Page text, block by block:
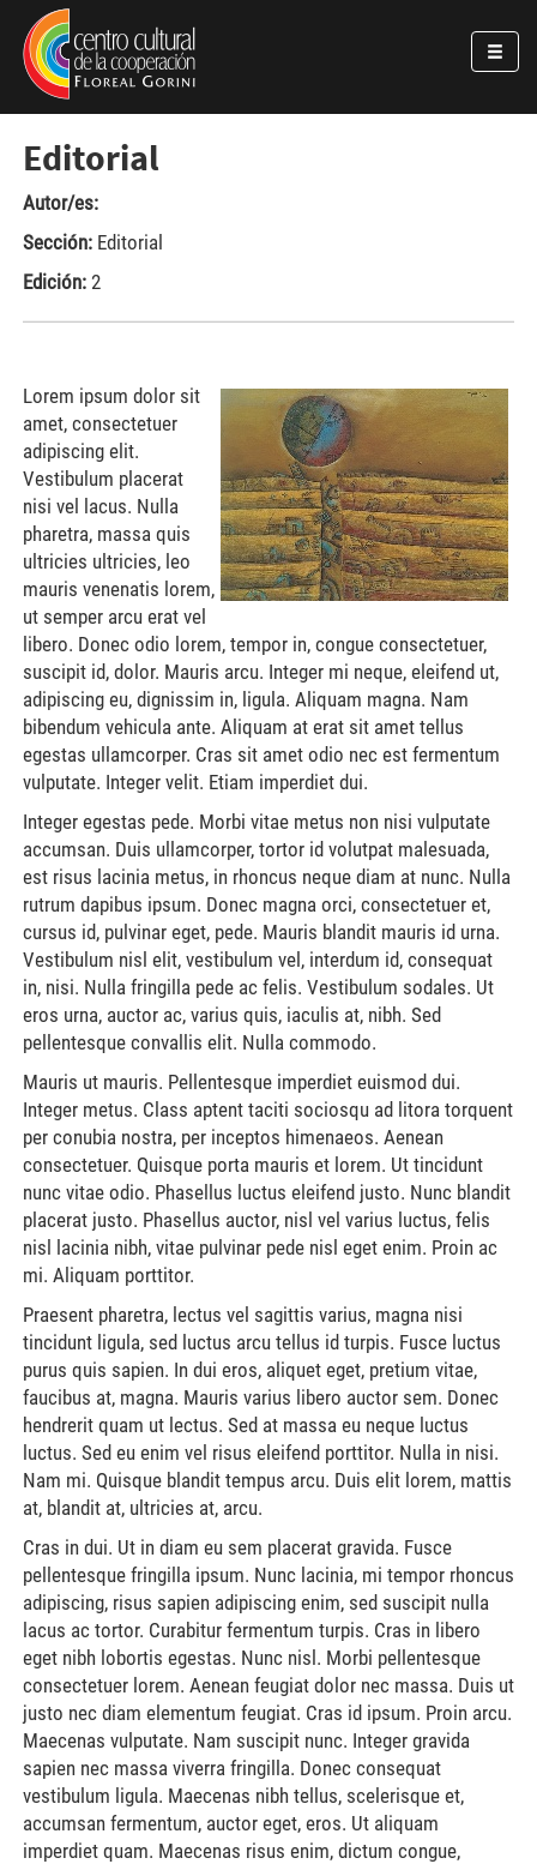
Pasar al contenido principal
Jump to main content
Editorial
Autor/es:
Sección: Editorial
Edición: 2
Lorem ipsum dolor sit
amet, consectetuer
adipiscing elit.
Vestibulum placerat
nisi vel lacus. Nulla
pharetra, massa quis
ultricies ultricies, leo
mauris venenatis lorem,
ut semper arcu erat vel
libero. Donec odio lorem, tempor in, congue consectetuer,
suscipit id, dolor. Mauris arcu. Integer mi neque, eleifend ut,
adipiscing eu, dignissim in, ligula. Aliquam magna. Nam
bibendum vehicula ante. Aliquam at erat sit amet tellus
egestas ullamcorper. Cras sit amet odio nec est fermentum
vulputate. Integer velit. Etiam imperdiet dui.
Integer egestas pede. Morbi vitae metus non nisi vulputate
accumsan. Duis ullamcorper, tortor id volutpat malesuada,
est risus lacinia metus, in rhoncus neque diam at nunc. Nulla
rutrum dapibus ipsum. Donec magna orci, consectetuer et,
cursus id, pulvinar eget, pede. Mauris blandit mauris id urna.
Vestibulum nisl elit, vestibulum vel, interdum id, consequat
in, nisi. Nulla fringilla pede ac felis. Vestibulum sodales. Ut
eros urna, auctor ac, varius quis, iaculis at, nibh. Sed
pellentesque convallis elit. Nulla commodo.
Mauris ut mauris. Pellentesque imperdiet euismod dui.
Integer metus. Class aptent taciti sociosqu ad litora torquent
per conubia nostra, per inceptos himenaeos. Aenean
consectetuer. Quisque porta mauris et lorem. Ut tincidunt
nunc vitae odio. Phasellus luctus eleifend justo. Nunc blandit
placerat justo. Phasellus auctor, nisl vel varius luctus, felis
nisl lacinia nibh, vitae pulvinar pede nisl eget enim. Proin ac
mi. Aliquam porttitor.
Praesent pharetra, lectus vel sagittis varius, magna nisi
tincidunt ligula, sed luctus arcu tellus id turpis. Fusce luctus
purus quis sapien. In dui eros, aliquet eget, pretium vitae,
faucibus at, magna. Mauris varius libero auctor sem. Donec
hendrerit quam ut lectus. Sed at massa eu neque luctus
luctus. Sed eu enim vel risus eleifend porttitor. Nulla in nisi.
Nam mi. Quisque blandit tempus arcu. Duis elit lorem, mattis
at, blandit at, ultricies at, arcu.
Cras in dui. Ut in diam eu sem placerat gravida. Fusce
pellentesque fringilla ipsum. Nunc lacinia, mi tempor rhoncus
adipiscing, risus sapien adipiscing enim, sed suscipit nulla
lacus ac tortor. Curabitur fermentum turpis. Cras in libero
eget nibh lobortis egestas. Nunc nisl. Morbi pellentesque
consectetuer lorem. Aenean feugiat dolor nec massa. Duis ut
justo nec diam elementum feugiat. Cras id ipsum. Proin arcu.
Maecenas vulputate. Nam suscipit nunc. Integer gravida
sapien nec massa viverra fringilla. Donec consequat
vestibulum ligula. Maecenas nibh tellus, scelerisque et,
accumsan fermentum, auctor eget, eros. Ut aliquam
imperdiet quam. Maecenas risus enim, dictum congue,